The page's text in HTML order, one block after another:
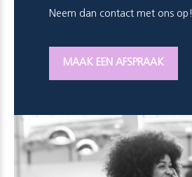
Neem dan contact met ons op!
MAAK EEN AFSPRAAK